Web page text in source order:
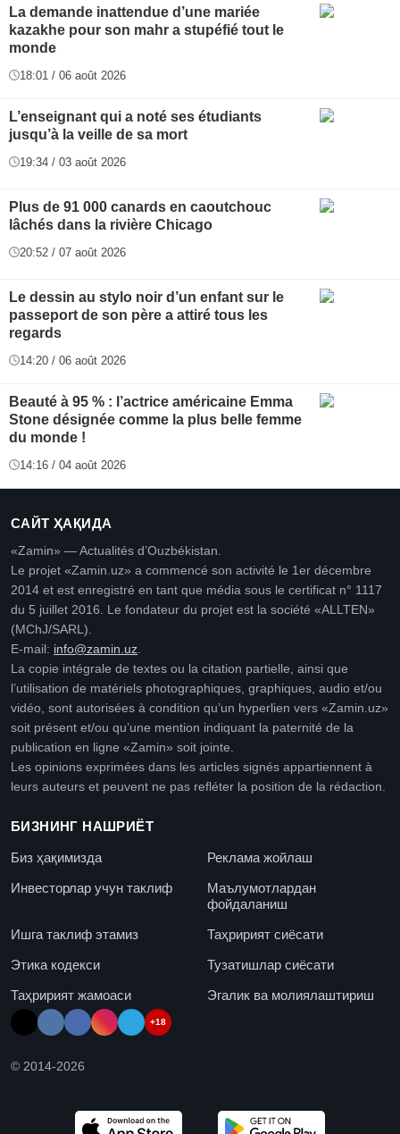
La demande inattendue d’une mariée
kazakhe pour son mahr a stupéfié tout le
monde
18:01 / 06 août 2026
L’enseignant qui a noté ses étudiants
jusqu’à la veille de sa mort
19:34 / 03 août 2026
Plus de 91 000 canards en caoutchouc
lâchés dans la rivière Chicago
20:52 / 07 août 2026
Le dessin au stylo noir d’un enfant sur le
passeport de son père a attiré tous les
regards
14:20 / 06 août 2026
Beauté à 95 % : l’actrice américaine Emma
Stone désignée comme la plus belle femme
du monde !
14:16 / 04 août 2026
САЙТ ҲАҚИДА
«Zamin» — Actualités d’Ouzbékistan.
Le projet «Zamin.uz» a commencé son activité le 1er décembre
2014 et est enregistré en tant que média sous le certificat n° 1117
du 5 juillet 2016. Le fondateur du projet est la société «ALLTEN»
(MChJ/SARL).
E-mail: info@zamin.uz
La copie intégrale de textes ou la citation partielle, ainsi que
l’utilisation de matériels photographiques, graphiques, audio et/ou
vidéo, sont autorisées à condition qu’un hyperlien vers «Zamin.uz»
soit présent et/ou qu’une mention indiquant la paternité de la
publication en ligne «Zamin» soit jointe.
Les opinions exprimées dans les articles signés appartiennent à
leurs auteurs et peuvent ne pas refléter la position de la rédaction.
БИЗНИНГ НАШРИЁТ
Биз ҳақимизда
Реклама жойлаш
Инвесторлар учун таклиф
Маълумотлардан
фойдаланиш
Ишга таклиф этамиз
Таҳририят сиёсати
Этика кодекси
Тузатишлар сиёсати
Таҳририят жамоаси
Эгалик ва молиялаштириш
+18
© 2014-2026